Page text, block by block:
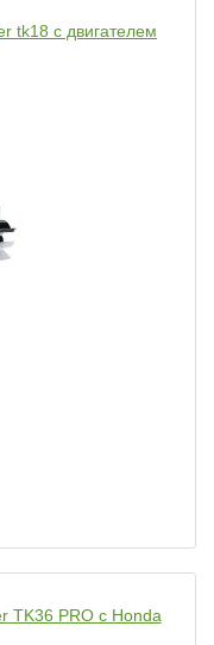
tk18 с двигателем
TK36 PRO с Honda